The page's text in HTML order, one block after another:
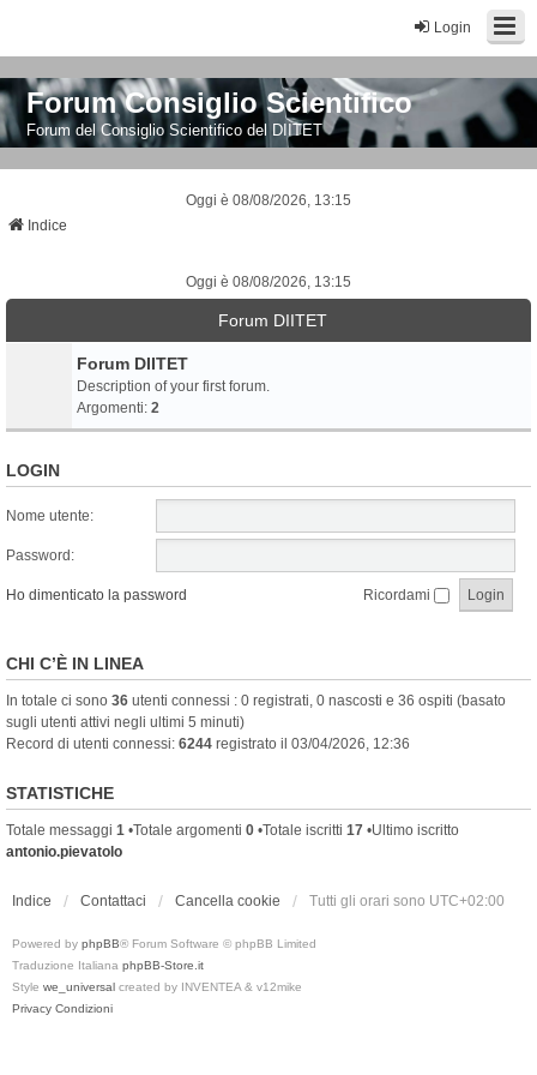
Login
Forum Consiglio Scientifico
Forum del Consiglio Scientifico del DIITET
Oggi è 08/08/2026, 13:15
Indice
Oggi è 08/08/2026, 13:15
Forum DIITET
Forum DIITET
Description of your first forum.
Argomenti: 2
LOGIN
Nome utente:
Password:
Ho dimenticato la password Ricordami
CHI C’È IN LINEA
In totale ci sono 36 utenti connessi : 0 registrati, 0 nascosti e 36 ospiti (basato
sugli utenti attivi negli ultimi 5 minuti)
Record di utenti connessi: 6244 registrato il 03/04/2026, 12:36
STATISTICHE
Totale messaggi 1 •Totale argomenti 0 •Totale iscritti 17 •Ultimo iscritto
antonio.pievatolo
Indice Contattaci Cancella cookie Tutti gli orari sono UTC+02:00
Powered by phpBB® Forum Software © phpBB Limited
Traduzione Italiana phpBB-Store.it
Style we_universal created by INVENTEA & v12mike
Privacy Condizioni